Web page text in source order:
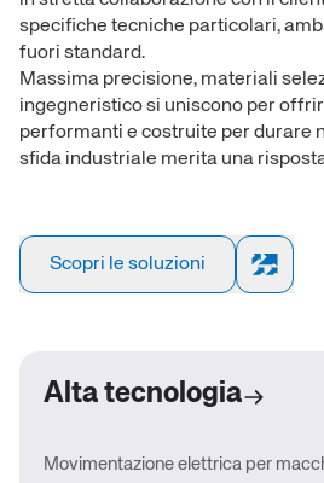
specifiche tecniche particolari,
fuori standard.
Massima precisione, materiali
ingegneristico si uniscono per
performanti e costruite per durare
sfida industriale merita una
Scopri le soluzioni
Alta tecnologia
Movimentazione elettrica per